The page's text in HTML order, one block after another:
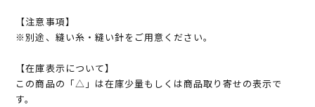
【注意事項】
※別途、縫い糸・縫い針をご用意ください。
【在庫表示について】
この商品の「△」は在庫少量もしくは商品取り寄せの表示で
す。